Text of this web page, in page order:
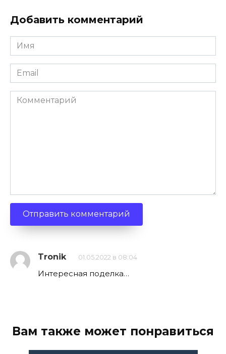
Добавить комментарий
Имя
*
Email
*
Комментарий
Tronik 01.05.2022 в 08:04
Интересная поделка…
Вам также может понравиться